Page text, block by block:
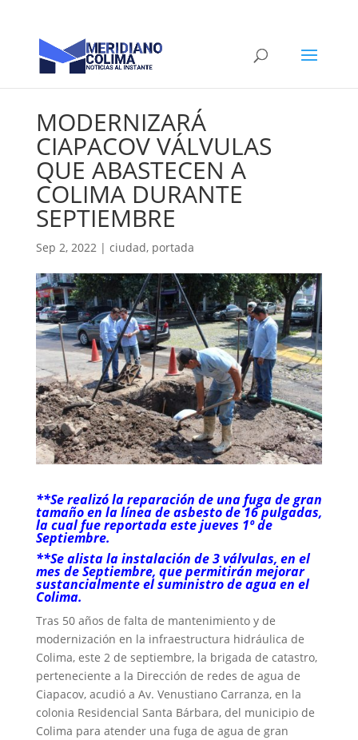
MODERNIZARÁ
CIAPACOV VÁLVULAS
QUE ABASTECEN A
COLIMA DURANTE
SEPTIEMBRE
Sep 2, 2022| ciudad, portada
**Se realizó la reparación de una fuga de gran
tamaño en la línea de asbesto de 16 pulgadas,
la cual fue reportada este jueves 1º de
Septiembre.
**Se alista la instalación de 3 válvulas, en el
mes de Septiembre, que permitirán mejorar
sustancialmente el suministro de agua en el
Colima.
Tras 50 años de falta de mantenimiento y de
modernización en la infraestructura hidráulica de
Colima, este 2 de septiembre, la brigada de catastro,
perteneciente a la Dirección de redes de agua de
Ciapacov, acudió a Av. Venustiano Carranza, en la
colonia Residencial Santa Bárbara, del municipio de
Colima para atender una fuga de agua de gran